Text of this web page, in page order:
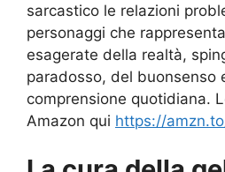
sarcastico le relazioni
personaggi che
esagerate della realtà,
paradosso, del buonsenso
comprensione quotidiana.
Amazon qui https://